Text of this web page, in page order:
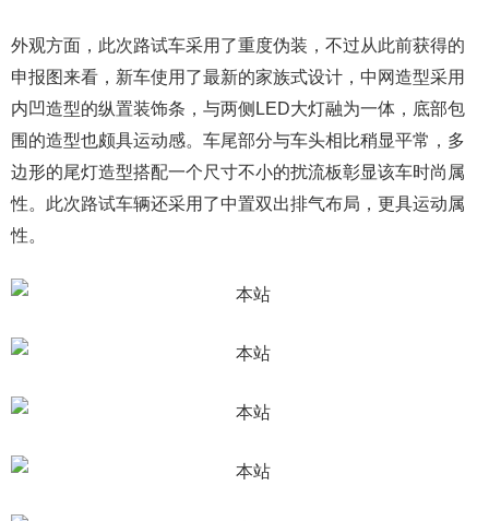
外观方面，此次路试车采用了重度伪装，不过从此前获得的
申报图来看，新车使用了最新的家族式设计，中网造型采用
内凹造型的纵置装饰条，与两侧LED大灯融为一体，底部包
围的造型也颇具运动感。车尾部分与车头相比稍显平常，多
边形的尾灯造型搭配一个尺寸不小的扰流板彰显该车时尚属
性。此次路试车辆还采用了中置双出排气布局，更具运动属
性。